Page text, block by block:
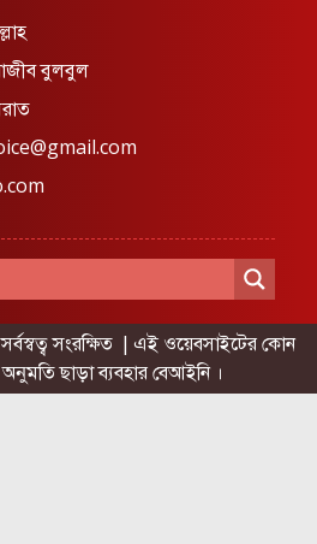
বুলবুল
সংরক্ষিত | এই ওয়েবসাইটের কোন
ছাড়া ব্যবহার বেআইনি ।